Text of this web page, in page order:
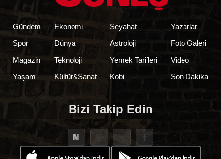
Gündem
Spor
Magazin
Yaşam
Ekonomi
Dünya
Teknoloji
Kültür&Sanat
Seyahat
Astroloji
Yemek Tarifleri
Kobi
Yazarlar
Foto Galeri
Video
Son Dakika
Bizi Takip Edin